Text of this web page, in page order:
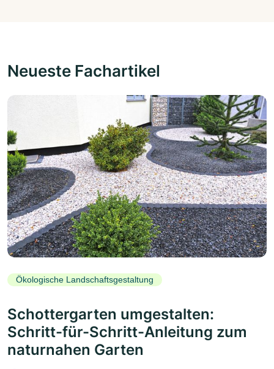
Neueste Fachartikel
Ökologische Landschaftsgestaltung
Schottergarten umgestalten:
Schritt-für-Schritt-Anleitung zum
naturnahen Garten